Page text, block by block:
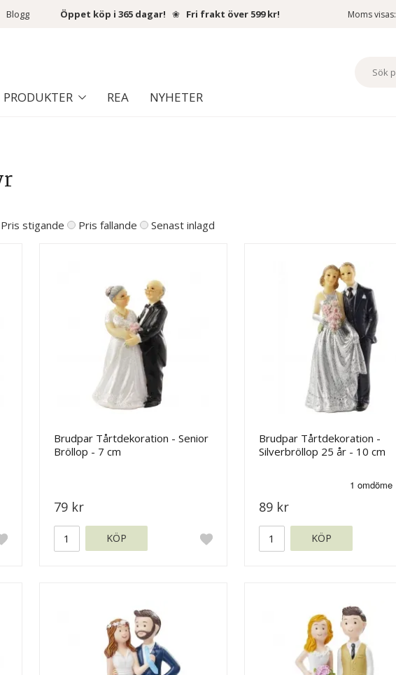
Blogg Öppet köp i 365 dagar! ❀ Fri frakt över 599 kr! Moms visas:
PRODUKTER REA NYHETER
Pris stigande Pris fallande Senast inlagd
Brudpar Tårtdekoration - Senior
Bröllop - 7 cm
79 kr
KÖP
Brudpar Tårtdekoration -
Silverbröllop 25 år - 10 cm
89 kr
KÖP